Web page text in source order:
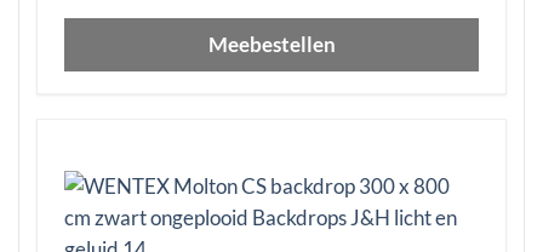
Meebestellen